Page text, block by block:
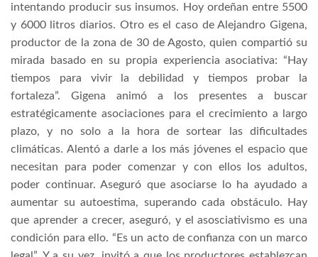
intentando producir sus insumos. Hoy ordeñan entre 5500
y 6000 litros diarios. Otro es el caso de Alejandro Gigena,
productor de la zona de 30 de Agosto, quien compartió su
mirada basado en su propia experiencia asociativa: “Hay
tiempos para vivir la debilidad y tiempos probar la
fortaleza”. Gigena animó a los presentes a buscar
estratégicamente asociaciones para el crecimiento a largo
plazo, y no solo a la hora de sortear las dificultades
climáticas. Alentó a darle a los más jóvenes el espacio que
necesitan para poder comenzar y con ellos los adultos,
poder continuar. Aseguró que asociarse lo ha ayudado a
aumentar su autoestima, superando cada obstáculo. Hay
que aprender a crecer, aseguró, y el asosciativismo es una
condición para ello. “Es un acto de confianza con un marco